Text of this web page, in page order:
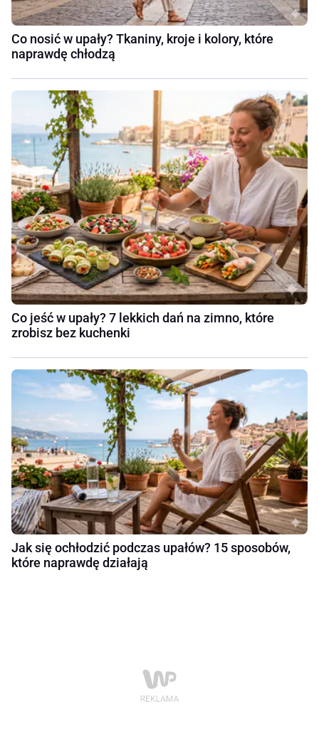
Co nosić w upały? Tkaniny, kroje i kolory, które
naprawdę chłodzą
Co jeść w upały? 7 lekkich dań na zimno, które
zrobisz bez kuchenki
Jak się ochłodzić podczas upałów? 15 sposobów,
które naprawdę działają